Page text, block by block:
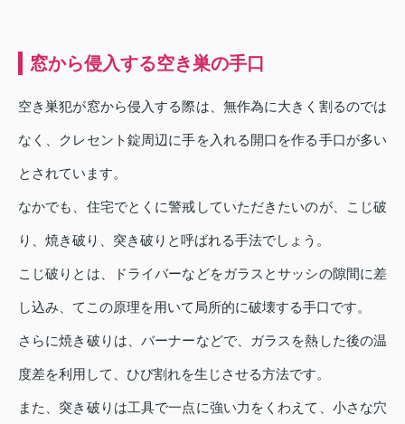
窓から侵入する空き巣の手口
空き巣犯が窓から侵入する際は、無作為に大きく割るのでは
なく、クレセント錠周辺に手を入れる開口を作る手口が多い
とされています。
なかでも、住宅でとくに警戒していただきたいのが、こじ破
り、焼き破り、突き破りと呼ばれる手法でしょう。
こじ破りとは、ドライバーなどをガラスとサッシの隙間に差
し込み、てこの原理を用いて局所的に破壊する手口です。
さらに焼き破りは、バーナーなどで、ガラスを熱した後の温
度差を利用して、ひび割れを生じさせる方法です。
また、突き破りは工具で一点に強い力をくわえて、小さな穴